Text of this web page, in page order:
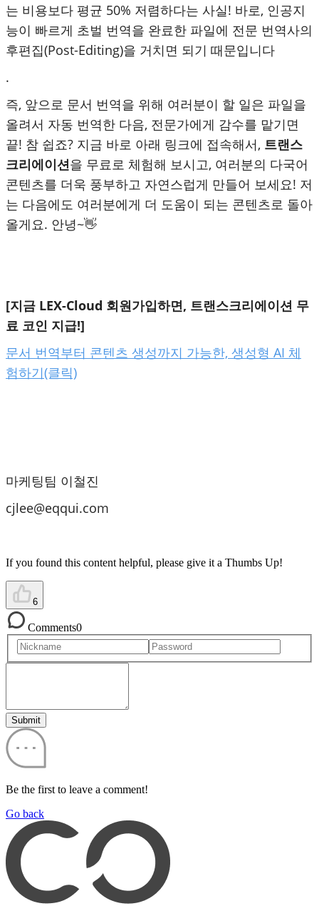
는 비용보다 평균 50% 저렴하다는 사실! 바로, 인공지
능이 빠르게 초벌 번역을 완료한 파일에 전문 번역사의
후편집(Post-Editing)을 거치면 되기 때문입니다
.
즉, 앞으로 문서 번역을 위해 여러분이 할 일은 파일을
올려서 자동 번역한 다음, 전문가에게 감수를 맡기면
끝! 참 쉽죠? 지금 바로 아래 링크에 접속해서, 트랜스
크리에이션을 무료로 체험해 보시고, 여러분의 다국어
콘텐츠를 더욱 풍부하고 자연스럽게 만들어 보세요! 저
는 다음에도 여러분에게 더 도움이 되는 콘텐츠로 돌아
올게요. 안녕~👋
[지금 LEX-Cloud 회원가입하면, 트랜스크리에이션 무
료 코인 지급!]
문서 번역부터 콘텐츠 생성까지 가능한, 생성형 AI 체
험하기(클릭)
마케팅팀 이철진
cjlee@eqqui.com
If you found this content helpful, please give it a Thumbs Up!
6
Comments0
Submit
Be the first to leave a comment!
Go back